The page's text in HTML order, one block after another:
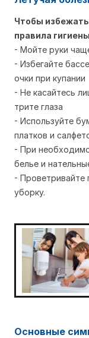
Чтобы
правила
- Мойте руки
- Избегайте
очки при купании
- Не касайтесь
трите глаза
- Используйте
платков и
- При
белье и
-
уборку.
Основные